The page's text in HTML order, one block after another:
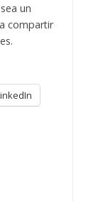
un
compartir